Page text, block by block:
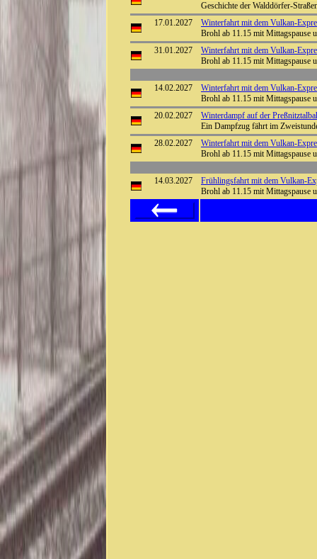
Geschichte der Walddörfer-
17.01.2027
Winterfahrt mit dem Vulkan-
Brohl ab 11.15 mit Mittagspause
31.01.2027
Winterfahrt mit dem Vulkan-
Brohl ab 11.15 mit Mittagspause
14.02.2027
Winterfahrt mit dem Vulkan-
Brohl ab 11.15 mit Mittagspause
20.02.2027
Winterdampf auf der
Ein Dampfzug fährt im
28.02.2027
Winterfahrt mit dem Vulkan-
Brohl ab 11.15 mit Mittagspause
14.03.2027
Frühlingsfahrt mit dem Vulkan-
Brohl ab 11.15 mit Mittagspause